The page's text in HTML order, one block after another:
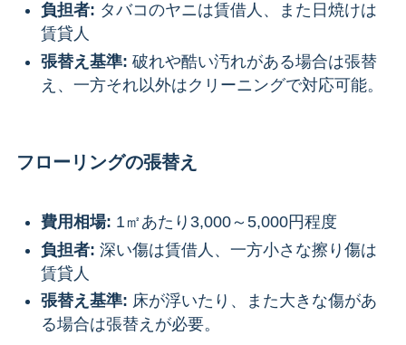
負担者: タバコのヤニは賃借人、また日焼けは
賃貸人
張替え基準: 破れや酷い汚れがある場合は張替
え、一方それ以外はクリーニングで対応可能。
フローリングの張替え
費用相場: 1㎡あたり3,000～5,000円程度
負担者: 深い傷は賃借人、一方小さな擦り傷は
賃貸人
張替え基準: 床が浮いたり、また大きな傷があ
る場合は張替えが必要。